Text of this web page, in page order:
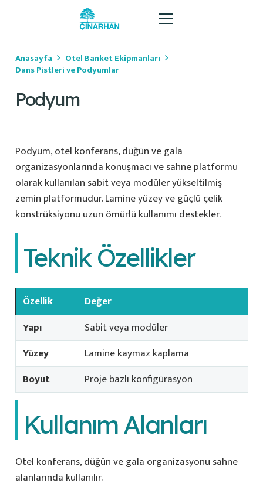
Anasayfa
Otel Banket Ekipmanları
Dans Pistleri ve Podyumlar
Podyum
Podyum, otel konferans, düğün ve gala
organizasyonlarında konuşmacı ve sahne platformu
olarak kullanılan sabit veya modüler yükseltilmiş
zemin platformudur. Lamine yüzey ve güçlü çelik
konstrüksiyonu uzun ömürlü kullanımı destekler.
Teknik Özellikler
Özellik
Değer
Yapı
Sabit veya modüler
Yüzey
Lamine kaymaz kaplama
Boyut
Proje bazlı konfigürasyon
Kullanım Alanları
Otel konferans, düğün ve gala organizasyonu sahne
alanlarında kullanılır.